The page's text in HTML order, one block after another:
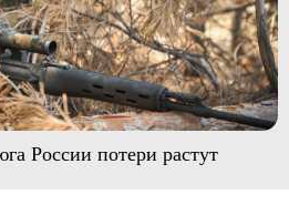
России потери растут